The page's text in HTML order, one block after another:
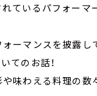
ているパフォーマ
ーマンスを披露し
てのお話！
味わえる料理の数